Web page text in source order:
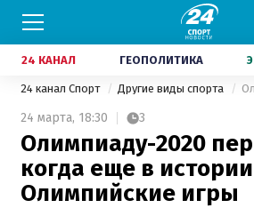
24 КАНАЛ ГЕОПОЛИТИКА
24 канал Спорт Другие виды спорта
24 марта, 18:30 3
Олимпиаду-2020
когда еще в
Олимпийские игры